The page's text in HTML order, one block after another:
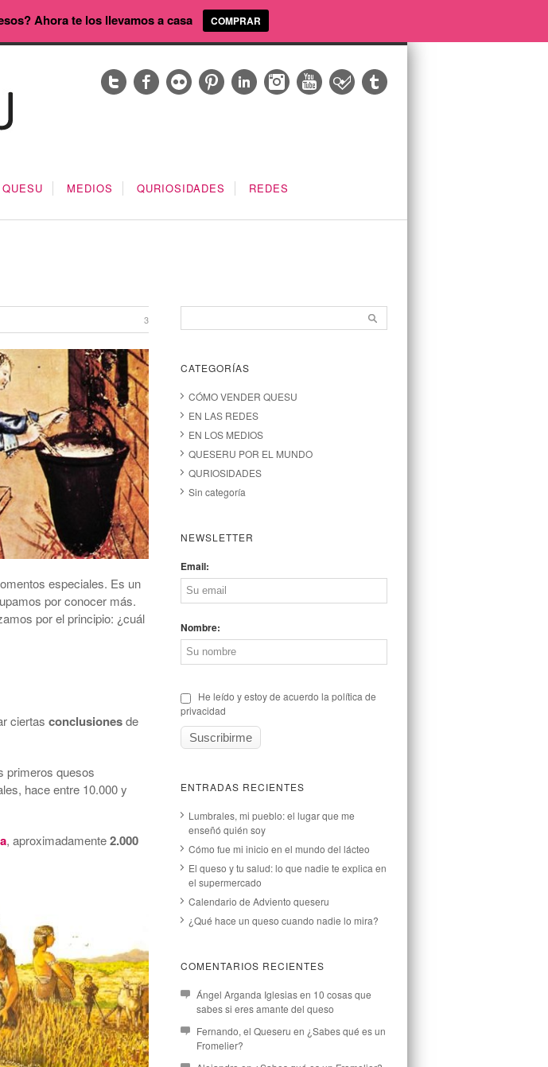
MEDIOS QURIOSIDADES REDES
3
especiales. Es un
por conocer más.
por el principio: ¿cuál
ciertas conclusionesde
primeros quesos
hace entre 10.000 y
, aproximadamente2.000
CATEGORÍAS
CÓMO VENDER QUESU
EN LAS REDES
EN LOS MEDIOS
QUESERU POR EL MUNDO
QURIOSIDADES
Sin categoría
NEWSLETTER
Email:
Nombre:
He leído y estoy de acuerdo la política de
privacidad
ENTRADAS RECIENTES
Lumbrales, mi pueblo: el lugar que me
enseñó quién soy
Cómo fue mi inicio en el mundo del lácteo
El queso y tu salud: lo que nadie te explica en
el supermercado
Calendario de Adviento queseru
¿Qué hace un queso cuando nadie lo mira?
COMENTARIOS RECIENTES
Ángel Arganda Iglesiasen 10 cosas que
sabes si eres amante del queso
Fernando, el Queseru en ¿Sabes qué es un
Fromelier?
Ahora te los llevamos a casa COMPRAR